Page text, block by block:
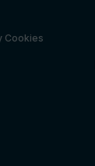
Cookies